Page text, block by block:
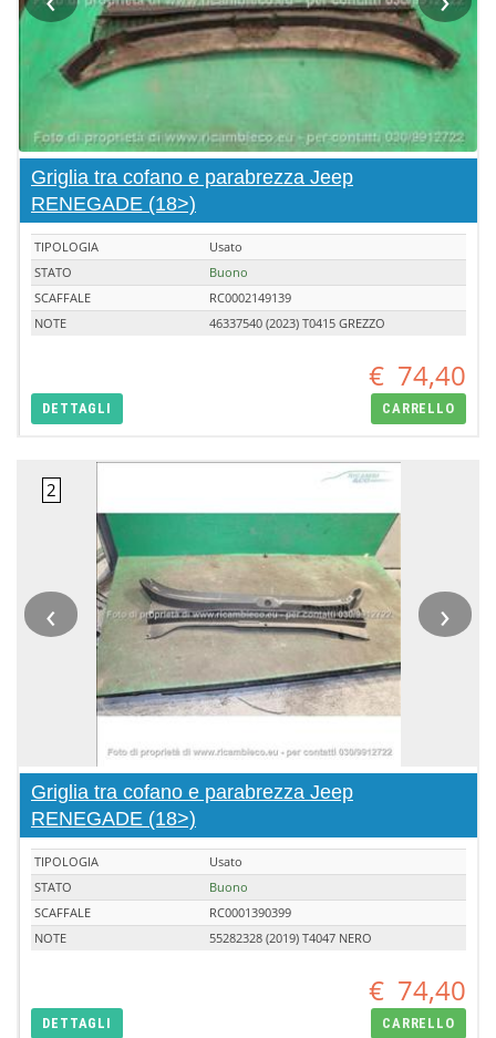
Griglia tra cofano e parabrezza Jeep
RENEGADE (18>)
TIPOLOGIA
Usato
STATO
Buono
SCAFFALE
RC0002149139
NOTE
46337540 (2023) T0415 GREZZO
€ 74,40
DETTAGLI CARRELLO
‹ ›
Griglia tra cofano e parabrezza Jeep
RENEGADE (18>)
TIPOLOGIA
Usato
STATO
Buono
SCAFFALE
RC0001390399
NOTE
55282328 (2019) T4047 NERO
€ 74,40
DETTAGLI CARRELLO